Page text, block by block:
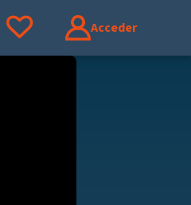
Ir a tus favoritosAcceder